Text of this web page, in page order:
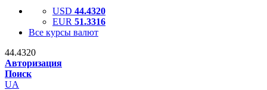
USD 44.4320
EUR 51.3316
Все курсы валют
44.4320
Авторизация
Поиск
UA